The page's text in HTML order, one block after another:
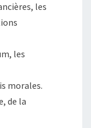
les
les
morales.
de la